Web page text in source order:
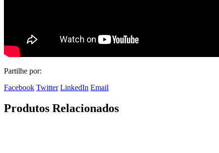
Partilhe por:
Facebook Twitter LinkedIn Email
Produtos Relacionados